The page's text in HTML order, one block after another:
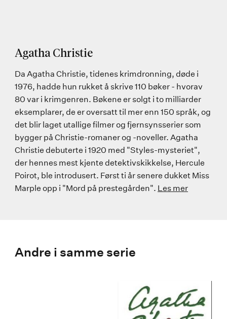
Agatha Christie
Da Agatha Christie, tidenes krimdronning, døde i
1976, hadde hun rukket å skrive 110 bøker - hvorav
80 var i krimgenren. Bøkene er solgt i to milliarder
eksemplarer, de er oversatt til mer enn 150 språk, og
det blir laget utallige filmer og fjernsynsserier som
bygger på Christie-romaner og -noveller. Agatha
Christie debuterte i 1920 med "Styles-mysteriet",
der hennes mest kjente detektivskikkelse, Hercule
Poirot, ble introdusert. Først ti år senere dukket Miss
Marple opp i "Mord på prestegården". Les mer
Andre i samme serie